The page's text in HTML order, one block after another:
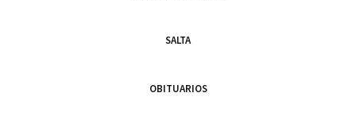
SALTA
OBITUARIOS